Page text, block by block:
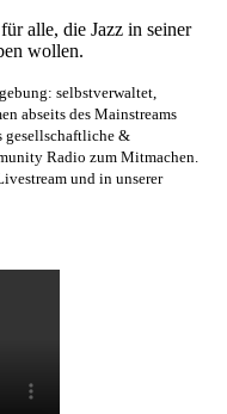
alle, die Jazz in seiner
wollen.
selbstverwaltet,
abseits des Mainstreams
gesellschaftliche &
Radio zum Mitmachen.
und in unserer